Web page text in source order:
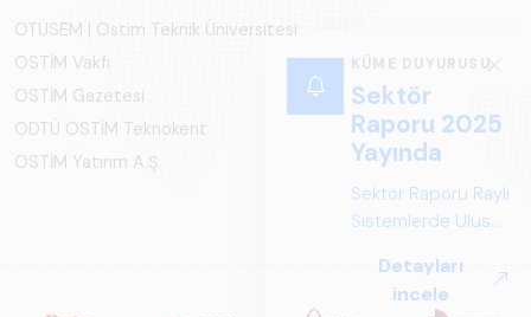
KÜME DUYURUSU
Sektör
Raporu 2025
Yayında
Sektör Raporu Raylı
Sistemlerde Ulusal
Perspektif ARUS
tarafından
Detayları
incele
OTÜSEM | Ostim Teknik Üniversitesi
OSTİM Vakfı
OSTİM Gazetesi
ODTÜ OSTİM Teknokent
OSTİM Yatırım A.Ş.